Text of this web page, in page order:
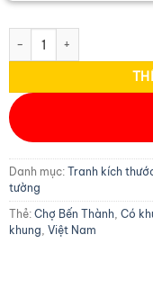
Tranh Sơn Mài Vuông
Danh mục: Tranh kích
tường
Thẻ: Chợ Bến Thành, Có
khung, Việt Nam